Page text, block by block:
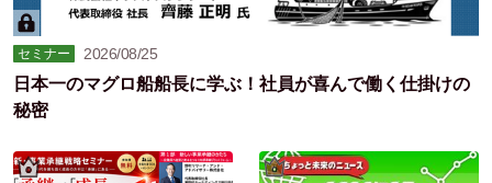
セミナー 2026/08/25
日本一のマグロ船船長に学ぶ！社員が喜んで働く仕掛けの
秘密